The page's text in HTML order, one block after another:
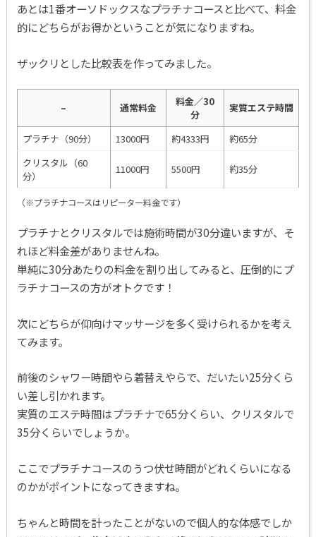
あとは1番オーソドックスなプラチナコースと比べて、料金
的にどちらがお得かということが気になりますね。
ザックリとした比較表を作ってみました。
– 通常料金
料金／30
分
実質エステ時間
プラチナ（90分） 13000円 約4333円
約65分
クリスタル（60
分）
11000円 5500円 約35分
（※プラチナコースはリピーター料金です）
プラチナとクリスタルでは施術時間が30分違いますが、そ
れほど料金差がありませんね。
単純に30分あたりの料金を割り出してみると、圧倒的にプ
ラチナコースの方がオトクです！
次にどちらが仰向けマッサージを多く受けられるかを考え
てみます。
前後のシャワー時間やら着替えやらで、だいたい25分くら
い差し引かれます。
実質のエステ時間はプラチナで65分くらい、クリスタルで
35分くらいでしょうか。
ここでプラチナコースのうつ伏せ時間がどれくらいになる
のかがポイントになってきますね。
ちゃんと時間を計ったことがないので個人的な体感でしか